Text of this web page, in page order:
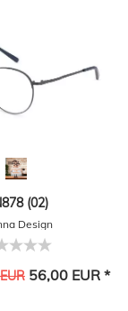
(02)
Design
56,00 EUR *